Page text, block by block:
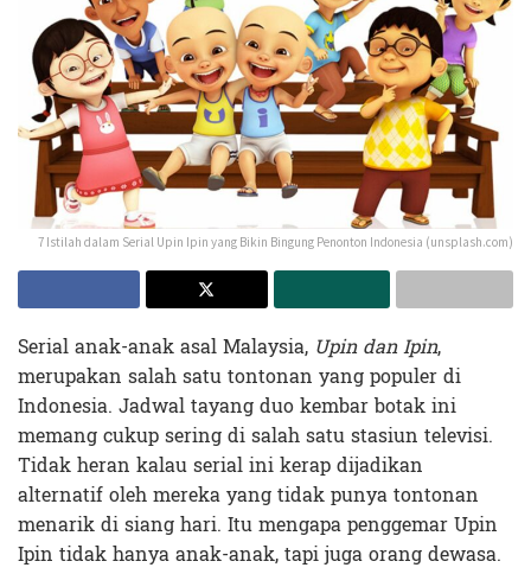
7 Istilah dalam Serial Upin Ipin yang Bikin Bingung Penonton Indonesia (unsplash.com)
Serial anak-anak asal Malaysia, Upin dan Ipin,
merupakan salah satu tontonan yang populer di
Indonesia. Jadwal tayang duo kembar botak ini
memang cukup sering di salah satu stasiun televisi.
Tidak heran kalau serial ini kerap dijadikan
alternatif oleh mereka yang tidak punya tontonan
menarik di siang hari. Itu mengapa penggemar Upin
Ipin tidak hanya anak-anak, tapi juga orang dewasa.